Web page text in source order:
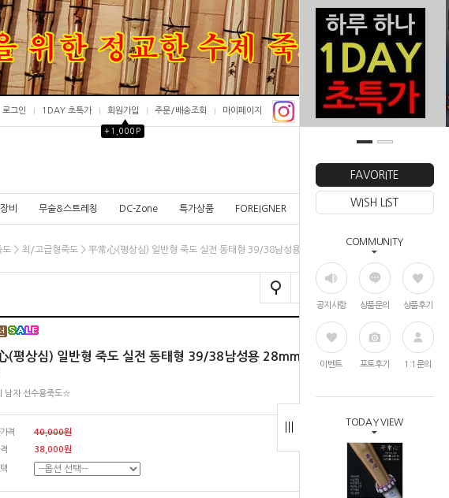
FAVORITE
WISH LIST
COMMUNITY
공지사항 상품문의 상품후기
이벤트 포토후기 1:1문의
TODAY VIEW
로그인 1DAY 초특가 회원가입
▲
+1,000P
주문/배송조회 마이페이지
비 무술&스트레칭 DC-Zone 특가상품 FOREIGNER
도 > 최/고급형죽도 > 平常心(평상심) 일반형 죽도 실전 동태형 39/38남성용 28mm Grip
(평상심) 일반형 죽도 실전 동태형 39/38남성용 28mm
남자 선수용죽도☆
격
40,000원
38,000원